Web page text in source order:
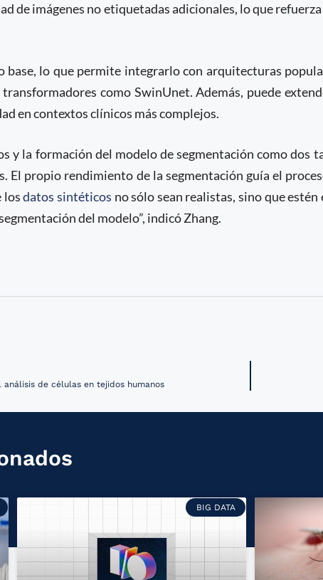
de imágenes no etiquetadas adicionales, lo que
base, lo que permite integrarlo con arquitecturas
como SwinUnet. Además, puede
en contextos clínicos más complejos.
y la formación del modelo de segmentación como dos
El propio rendimiento de la segmentación guía el
losdatos sintéticos no sólo sean realistas, sino que
del modelo”, indicó Zhang.
de células en tejidos humanos
BIG DATA